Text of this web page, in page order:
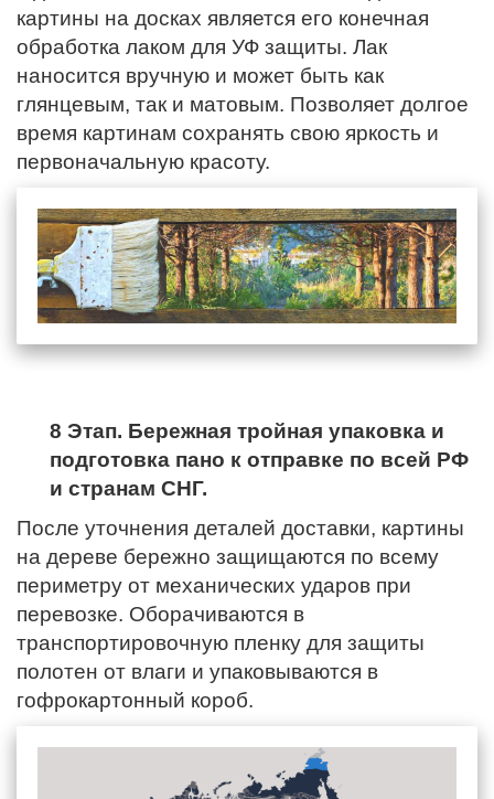
картины на досках является его конечная
обработка лаком для УФ защиты. Лак
наносится вручную и может быть как
глянцевым, так и матовым. Позволяет долгое
время картинам сохранять свою яркость и
первоначальную красоту.
8 Этап. Бережная тройная упаковка и
подготовка пано к отправке по всей РФ
и странам СНГ.
После уточнения деталей доставки, картины
на дереве бережно защищаются по всему
периметру от механических ударов при
перевозке. Оборачиваются в
транспортировочную пленку для защиты
полотен от влаги и упаковываются в
гофрокартонный короб.